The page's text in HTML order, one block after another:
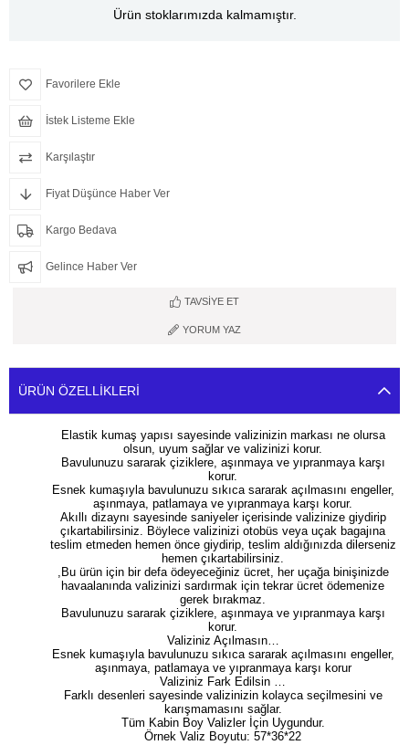
Ürün stoklarımızda kalmamıştır.
Favorilere Ekle
İstek Listeme Ekle
Karşılaştır
Fiyat Düşünce Haber Ver
Kargo Bedava
Gelince Haber Ver
TAVSIYE ET
YORUM YAZ
ÜRÜN ÖZELLIKLERI
Elastik kumaş yapısı sayesinde valizinizin markası ne olursa
olsun, uyum sağlar ve valizinizi korur.
Bavulunuzu sararak çiziklere, aşınmaya ve yıpranmaya karşı
korur.
Esnek kumaşıyla bavulunuzu sıkıca sararak açılmasını engeller,
aşınmaya, patlamaya ve yıpranmaya karşı korur.
Akıllı dizaynı sayesinde saniyeler içerisinde valizinize giydirip
çıkartabilirsiniz. Böylece valizinizi otobüs veya uçak bagajına
teslim etmeden hemen önce giydirip, teslim aldığınızda dilerseniz
hemen çıkartabilirsiniz.
,Bu ürün için bir defa ödeyeceğiniz ücret, her uçağa binişinizde
havaalanında valizinizi sardırmak için tekrar ücret ödemenize
gerek bırakmaz.
Bavulunuzu sararak çiziklere, aşınmaya ve yıpranmaya karşı
korur.
Valiziniz Açılmasın…
Esnek kumaşıyla bavulunuzu sıkıca sararak açılmasını engeller,
aşınmaya, patlamaya ve yıpranmaya karşı korur
Valiziniz Fark Edilsin …
Farklı desenleri sayesinde valizinizin kolayca seçilmesini ve
karışmamasını sağlar.
Tüm Kabin Boy Valizler İçin Uygundur.
Örnek Valiz Boyutu: 57*36*22